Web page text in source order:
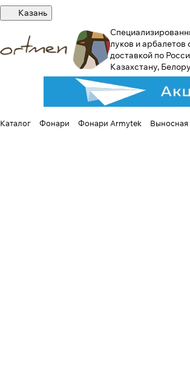
Казань
луков и арбалетов
доставкой по
Казахстану,
Каталог Фонари Фонари Armytek Выносная